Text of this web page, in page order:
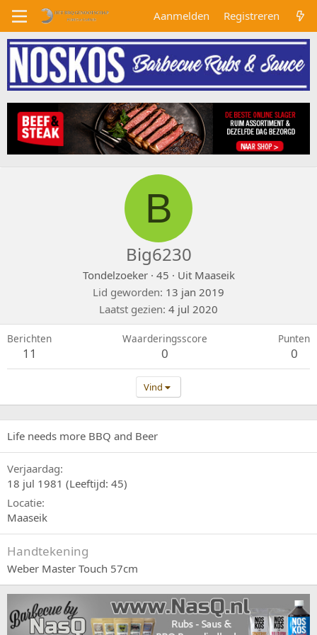
Aanmelden Registreren
B
Big6230
Tondelzoeker · 45 · Uit Maaseik
Lid geworden 13 jan 2019
Laatst gezien 4 jul 2020
Berichten
11
Waarderingsscore
0
Punten
0
Vind
Life needs more BBQ and Beer
Verjaardag
18 jul 1981 (Leeftijd: 45)
Locatie
Maaseik
Handtekening
Weber Master Touch 57cm